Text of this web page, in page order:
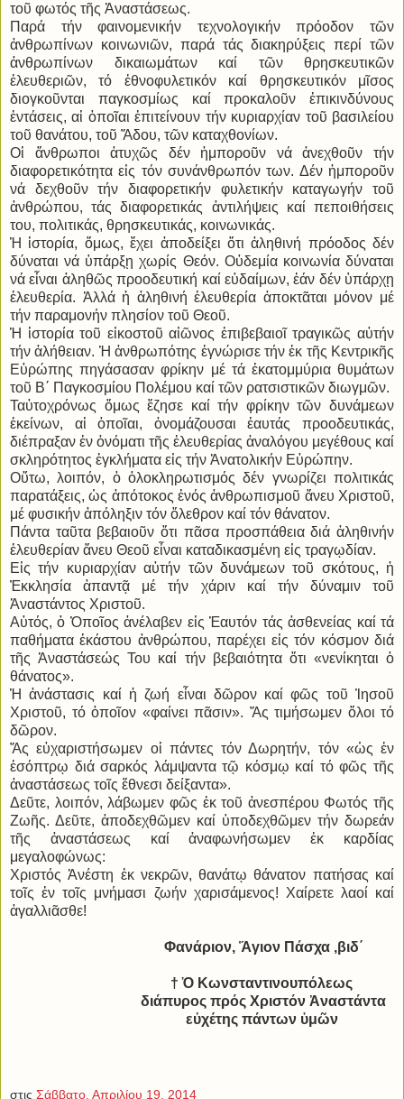
τοῦ φωτός τῆς Ἀναστάσεως.
Παρά τήν φαινομενικήν τεχνολογικήν πρόοδον τῶν
ἀνθρωπίνων κοινωνιῶν, παρά τάς διακηρύξεις περί τῶν
ἀνθρωπίνων δικαιωμάτων καί τῶν θρησκευτικῶν
ἐλευθεριῶν, τό ἐθνοφυλετικόν καί θρησκευτικόν μῖσος
διογκοῦνται παγκοσμίως καί προκαλοῦν ἐπικινδύνους
ἐντάσεις, αἱ ὁποῖαι ἐπιτείνουν τήν κυριαρχίαν τοῦ βασιλείου
τοῦ θανάτου, τοῦ Ἅδου, τῶν καταχθονίων.
Οἱ ἄνθρωποι ἀτυχῶς δέν ἠμποροῦν νά ἀνεχθοῦν τήν
διαφορετικότητα εἰς τόν συνάνθρωπόν των. Δέν ἠμποροῦν
νά δεχθοῦν τήν διαφορετικήν φυλετικήν καταγωγήν τοῦ
ἀνθρώπου, τάς διαφορετικάς ἀντιλήψεις καί πεποιθήσεις
του, πολιτικάς, θρησκευτικάς, κοινωνικάς.
Ἡ ἱστορία, ὅμως, ἔχει ἀποδείξει ὅτι ἀληθινή πρόοδος δέν
δύναται νά ὑπάρξῃ χωρίς Θεόν. Οὐδεμία κοινωνία δύναται
νά εἶναι ἀληθῶς προοδευτική καί εὐδαίμων, ἐάν δέν ὑπάρχῃ
ἐλευθερία. Ἀλλά ἡ ἀληθινή ἐλευθερία ἀποκτᾶται μόνον μέ
τήν παραμονήν πλησίον τοῦ Θεοῦ.
Ἡ ἱστορία τοῦ εἰκοστοῦ αἰῶνος ἐπιβεβαιοῖ τραγικῶς αὐτήν
τήν ἀλήθειαν. Ἡ ἀνθρωπότης ἐγνώρισε τήν ἐκ τῆς Κεντρικῆς
Εὐρώπης πηγάσασαν φρίκην μέ τά ἑκατομμύρια θυμάτων
τοῦ Β΄ Παγκοσμίου Πολέμου καί τῶν ρατσιστικῶν διωγμῶν.
Ταὐτοχρόνως ὅμως ἔζησε καί τήν φρίκην τῶν δυνάμεων
ἐκείνων, αἱ ὁποῖαι, ὀνομάζουσαι ἑαυτάς προοδευτικάς,
διέπραξαν ἐν ὀνόματι τῆς ἐλευθερίας ἀναλόγου μεγέθους καί
σκληρότητος ἐγκλήματα εἰς τήν Ἀνατολικήν Εὐρώπην.
Οὕτω, λοιπόν, ὁ ὁλοκληρωτισμός δέν γνωρίζει πολιτικάς
παρατάξεις, ὡς ἀπότοκος ἑνός ἀνθρωπισμοῦ ἄνευ Χριστοῦ,
μέ φυσικήν ἀπόληξιν τόν ὄλεθρον καί τόν θάνατον.
Πάντα ταῦτα βεβαιοῦν ὅτι πᾶσα προσπάθεια διά ἀληθινήν
ἐλευθερίαν ἄνευ Θεοῦ εἶναι καταδικασμένη εἰς τραγῳδίαν.
Εἰς τήν κυριαρχίαν αὐτήν τῶν δυνάμεων τοῦ σκότους, ἡ
Ἐκκλησία ἀπαντᾷ μέ τήν χάριν καί τήν δύναμιν τοῦ
Ἀναστάντος Χριστοῦ.
Αὐτός, ὁ Ὁποῖος ἀνέλαβεν εἰς Ἑαυτόν τάς ἀσθενείας καί τά
παθήματα ἑκάστου ἀνθρώπου, παρέχει εἰς τόν κόσμον διά
τῆς Ἀναστάσεώς Του καί τήν βεβαιότητα ὅτι «νενίκηται ὁ
θάνατος».
Ἡ ἀνάστασις καί ἡ ζωή εἶναι δῶρον καί φῶς τοῦ Ἰησοῦ
Χριστοῦ, τό ὁποῖον «φαίνει πᾶσιν». Ἄς τιμήσωμεν ὅλοι τό
δῶρον.
Ἄς εὐχαριστήσωμεν οἱ πάντες τόν Δωρητήν, τόν «ὡς ἐν
ἐσόπτρῳ διά σαρκός λάμψαντα τῷ κόσμῳ καί τό φῶς τῆς
ἀναστάσεως τοῖς ἔθνεσι δείξαντα».
Δεῦτε, λοιπόν, λάβωμεν φῶς ἐκ τοῦ ἀνεσπέρου Φωτός τῆς
Ζωῆς. Δεῦτε, ἀποδεχθῶμεν καί ὑποδεχθῶμεν τήν δωρεάν
τῆς ἀναστάσεως καί ἀναφωνήσωμεν ἐκ καρδίας
μεγαλοφώνως:
Χριστός Ἀνέστη ἐκ νεκρῶν, θανάτῳ θάνατον πατήσας καί
τοῖς ἐν τοῖς μνήμασι ζωήν χαρισάμενος! Χαίρετε λαοί καί
ἀγαλλιᾶσθε!
Φανάριον, Ἅγιον Πάσχα ,βιδ΄
† Ὁ Κωνσταντινουπόλεως
διάπυρος πρός Χριστόν Ἀναστάντα
εὐχέτης πάντων ὑμῶν
στις Σάββατο, Απριλίου 19, 2014